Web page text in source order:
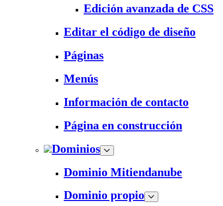
Edición avanzada de CSS
Editar el código de diseño
Páginas
Menús
Información de contacto
Página en construcción
Dominios
Dominio Mitiendanube
Dominio propio